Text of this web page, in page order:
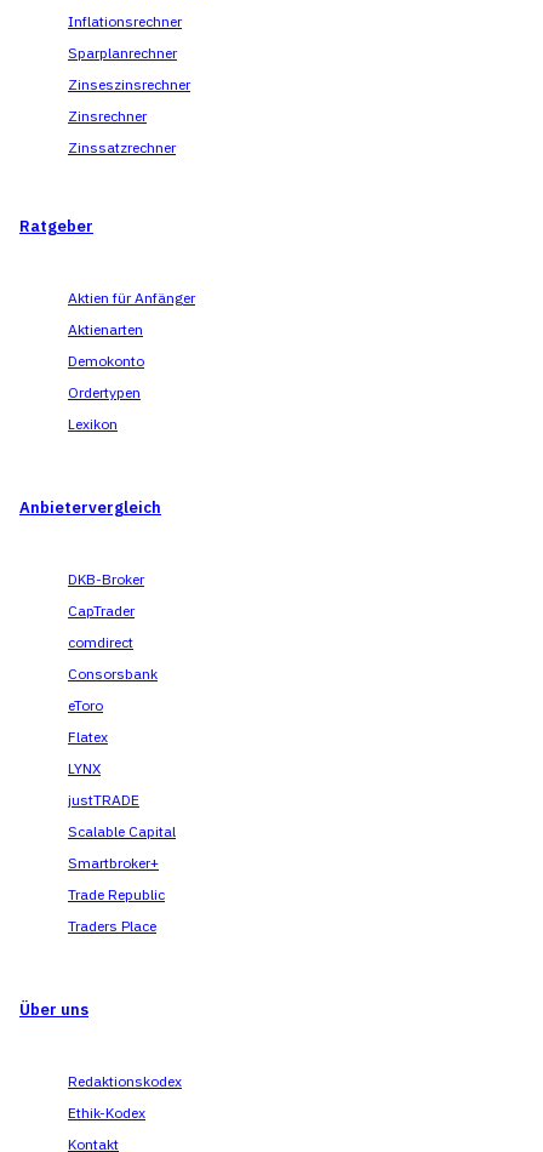
Inflationsrechner
Sparplanrechner
Zinseszinsrechner
Zinsrechner
Zinssatzrechner
Ratgeber
Aktien für Anfänger
Aktienarten
Demokonto
Ordertypen
Lexikon
Anbietervergleich
DKB-Broker
CapTrader
comdirect
Consorsbank
eToro
Flatex
LYNX
justTRADE
Scalable Capital
Smartbroker+
Trade Republic
Traders Place
Über uns
Redaktionskodex
Ethik-Kodex
Kontakt